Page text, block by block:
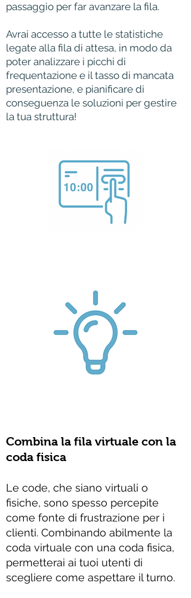
passaggio per far avanzare la fila.
Avrai accesso a tutte le statistiche
legate alla fila di attesa, in modo da
poter analizzare i picchi di
frequentazione e il tasso di mancata
presentazione, e pianificare di
conseguenza le soluzioni per gestire
la tua struttura!
Combina la fila virtuale con la
coda fisica
Le code, che siano virtuali o
fisiche, sono spesso percepite
come fonte di frustrazione per i
clienti. Combinando abilmente la
coda virtuale con una coda fisica,
permetterai ai tuoi utenti di
scegliere come aspettare il turno.